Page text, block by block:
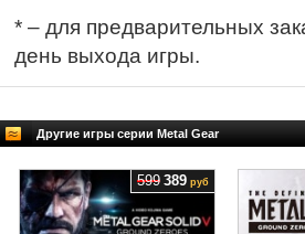
* – для предварительных
день выхода игры.
Другие игры серии Metal Gear
599 389 руб